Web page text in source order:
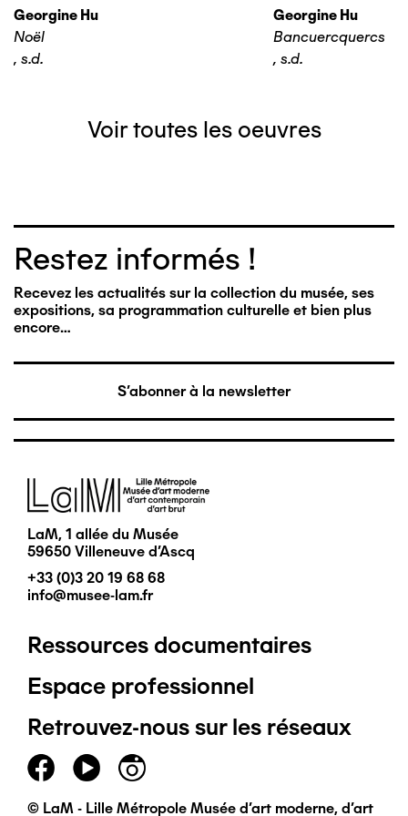
Georgine Hu
Noël
, s.d.
Georgine Hu
Bancuercquercs
, s.d.
Voir toutes les oeuvres
Restez informés !
Recevez les actualités sur la collection du musée, ses
expositions, sa programmation culturelle et bien plus
encore…
S'abonner à la newsletter
Image
LaM, 1 allée du Musée
59650 Villeneuve d'Ascq
+33 (0)3 20 19 68 68
info@musee-lam.fr
Pied
de
page
principal
Ressources documentaires
Espace professionnel
Retrouvez-nous sur les réseaux
© LaM - Lille Métropole Musée d'art moderne, d'art